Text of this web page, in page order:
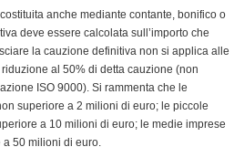
anche mediante contante, bonifico o
deve essere calcolata sull’importo che
la cauzione definitiva non si applica alle
al 50% di detta cauzione (non
ISO 9000). Si rammenta che le
superiore a 2 milioni di euro; le piccole
a 10 milioni di euro; le medie imprese
50 milioni di euro.